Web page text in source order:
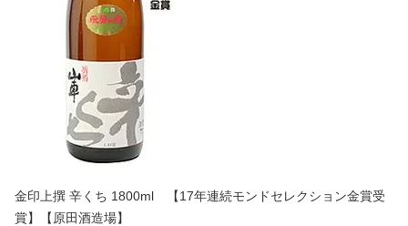
金印上撰 辛くち 1800ml 【17年連続モンドセレクション金賞受
賞】【原田酒造場】